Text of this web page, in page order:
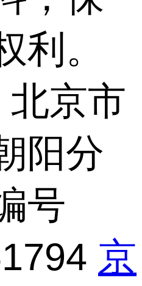
利。
京市
阳分
号
京